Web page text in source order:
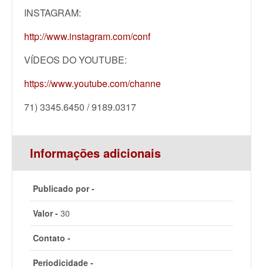
INSTAGRAM:
http://www.instagram.com/conf
VÍDEOS DO YOUTUBE:
https://www.youtube.com/channe
71) 3345.6450 / 9189.0317
Informações adicionais
Publicado por -
Valor - 30
Contato -
Periodicidade -